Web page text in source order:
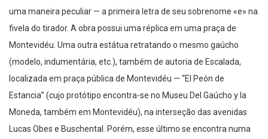
uma maneira peculiar — a primeira letra de seu sobrenome «e» na
fivela do tirador. A obra possui uma réplica em uma praça de
Montevidéu. Uma outra estátua retratando o mesmo gaúcho
(modelo, indumentária, etc.), também de autoria de Escalada,
localizada em praça pública de Montevidéu — “El Peón de
Estancia” (cujo protótipo encontra-se no Museu Del Gaúcho y la
Moneda, também em Montevidéu), na interseção das avenidas
Lucas Obes e Buschental. Porém, esse último se encontra numa